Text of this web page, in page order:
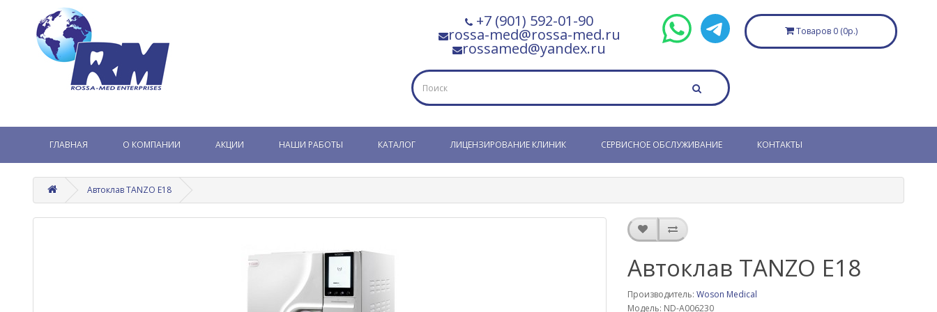
+7 (901) 592-01-90
rossa-med@rossa-med.ru
rossamed@yandex.ru
Товаров 0 (0р.)
ГЛАВНАЯ О КОМПАНИИ АКЦИИ НАШИ РАБОТЫ КАТАЛОГ ЛИЦЕНЗИРОВАНИЕ КЛИНИК СЕРВИСНОЕ ОБСЛУЖИВАНИЕ КОНТАКТЫ
Автоклав TANZO E18
Автоклав TANZO E18
Производитель:Woson Medical
Модель: ND-A006230